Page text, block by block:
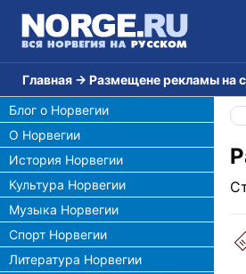
Главная → Размещене рекламы на
Блог о Норвегии
О Норвегии
История Норвегии
Культура Норвегии
Музыка Норвегии
Спорт Норвегии
Литература Норвегии